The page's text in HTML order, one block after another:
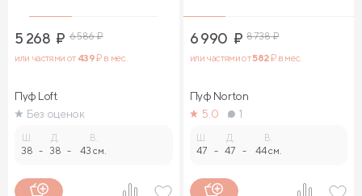
5 268 ₽ 6 586₽
или частями от 439₽ в мес.
Пуф Loft
Без оценок
38 -
Д.
38 -
В.
43 см.
6 990 ₽ 8 738₽
или частями от582₽ в мес.
Пуф Norton
5.0
1
47 -
Д.
47 -
В.
44 см.